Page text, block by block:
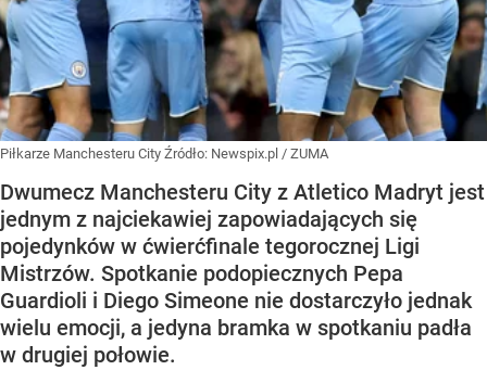
Piłkarze Manchesteru City Źródło: Newspix.pl / ZUMA
Dwumecz Manchesteru City z Atletico Madryt jest
jednym z najciekawiej zapowiadających się
pojedynków w ćwierćfinale tegorocznej Ligi
Mistrzów. Spotkanie podopiecznych Pepa
Guardioli i Diego Simeone nie dostarczyło jednak
wielu emocji, a jedyna bramka w spotkaniu padła
w drugiej połowie.